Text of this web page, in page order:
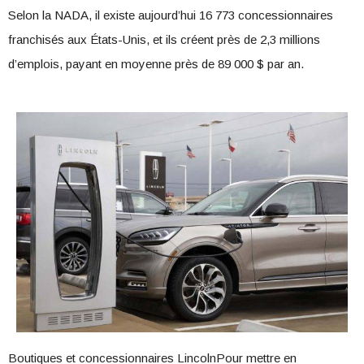
Selon la NADA, il existe aujourd’hui 16 773 concessionnaires
franchisés aux États-Unis, et ils créent près de 2,3 millions
d’emplois, payant en moyenne près de 89 000 $ par an.
Boutiques et concessionnaires LincolnPour mettre en